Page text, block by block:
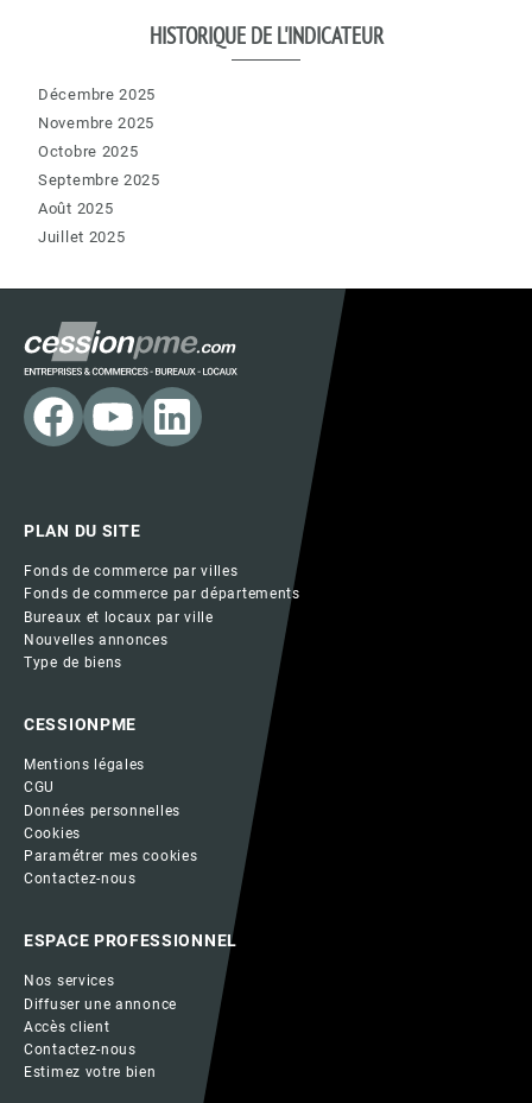
HISTORIQUE DE L'INDICATEUR
Décembre 2025
Novembre 2025
Octobre 2025
Septembre 2025
Août 2025
Juillet 2025
PLAN DU SITE
Fonds de commerce par villes
Fonds de commerce par départements
Bureaux et locaux par ville
Nouvelles annonces
Type de biens
CESSIONPME
Mentions légales
CGU
Données personnelles
Cookies
Paramétrer mes cookies
Contactez-nous
ESPACE PROFESSIONNEL
Nos services
Diffuser une annonce
Accès client
Contactez-nous
Estimez votre bien